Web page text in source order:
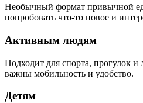
Необычный формат привычной
попробовать что-то новое и
Активным людям
Подходит для спорта, прогулок и
важны мобильность и удобство.
Детям